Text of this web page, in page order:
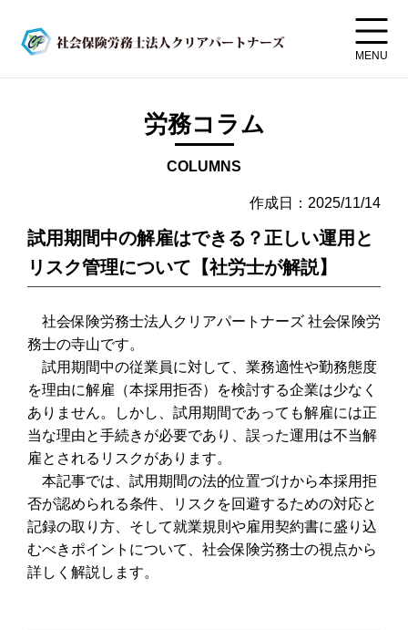
MENU
労務コラム
COLUMNS
作成日：2025/11/14
試用期間中の解雇はできる？正しい運用と
リスク管理について【社労士が解説】
社会保険労務士法人クリアパートナーズ 社会保険労
務士の寺山です。
試用期間中の従業員に対して、業務適性や勤務態度
を理由に解雇（本採用拒否）を検討する企業は少なく
ありません。しかし、試用期間であっても解雇には正
当な理由と手続きが必要であり、誤った運用は不当解
雇とされるリスクがあります。
本記事では、試用期間の法的位置づけから本採用拒
否が認められる条件、リスクを回避するための対応と
記録の取り方、そして就業規則や雇用契約書に盛り込
むべきポイントについて、社会保険労務士の視点から
詳しく解説します。